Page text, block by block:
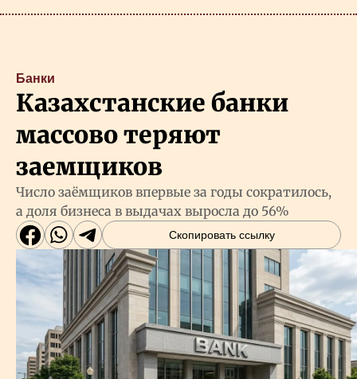
Банки
Казахстанские банки
массово теряют
заемщиков
Число заёмщиков впервые за годы сократилось,
а доля бизнеса в выдачах выросла до 56%
Скопировать ссылку